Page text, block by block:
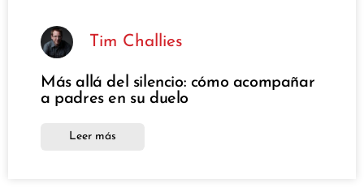
Tim Challies
Más allá del silencio: cómo acompañar
a padres en su duelo
Leer más